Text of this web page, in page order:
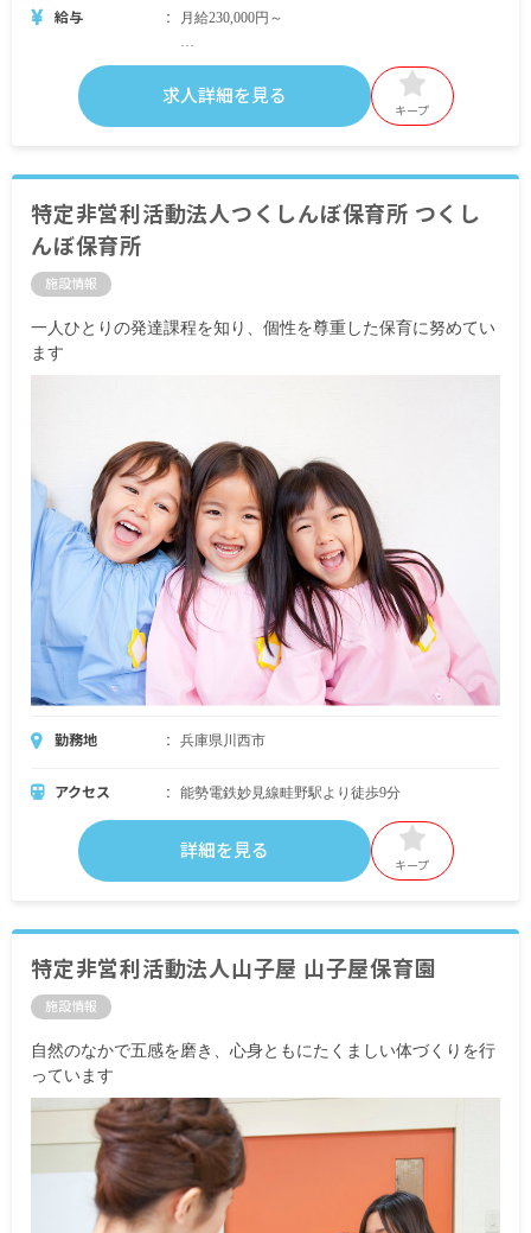
給与 月給230,000円～
・内訳
基本給 160,000円～
・別途支給手当
賞与年3回（7月・1月・4月）※昨年実績3カ月分＋
年収400万円／入社3年
※試用期間3カ月／同条件
求人詳細を見る
キープ
特定非営利活動法人つくしんぼ保育所 つくし
んぼ保育所
施設情報
一人ひとりの発達課程を知り、個性を尊重した保育に努めてい
ます
勤務地 兵庫県川西市
アクセス 能勢電鉄妙見線畦野駅より徒歩9分
詳細を見る
キープ
特定非営利活動法人山子屋 山子屋保育園
施設情報
自然のなかで五感を磨き、心身ともにたくましい体づくりを行
っています